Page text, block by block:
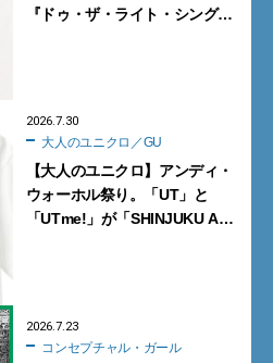
『ドゥ・ザ・ライト・シング』
2026.7.30
大人のユニクロ／GU
【大人のユニクロ】アンディ・
ウォーホル祭り。「UT」と
「UTme!」が「SHINJUKU ART
2026.7.23
コンセプチャル・ガール